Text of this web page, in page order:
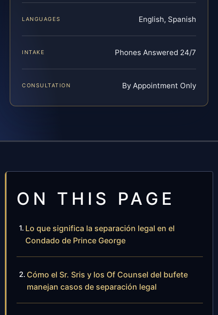
LANGUAGES English, Spanish
INTAKE Phones Answered 24/7
CONSULTATION By Appointment Only
ON THIS PAGE
Lo que significa la separación legal en el
Condado de Prince George
Cómo el Sr. Sris y los Of Counsel del bufete
manejan casos de separación legal